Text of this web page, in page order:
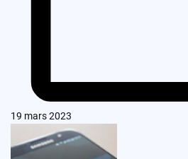
19 mars 2023